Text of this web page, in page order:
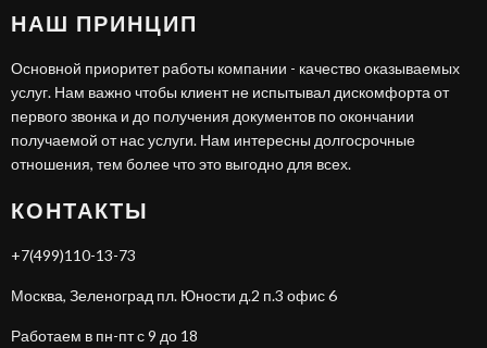
НАШ ПРИНЦИП
Основной приоритет работы компании - качество оказываемых
услуг. Нам важно чтобы клиент не испытывал дискомфорта от
первого звонка и до получения документов по окончании
получаемой от нас услуги. Нам интересны долгосрочные
отношения, тем более что это выгодно для всех.
КОНТАКТЫ
+7(499)110-13-73
Москва, Зеленоград пл. Юности д.2 п.3 офис 6
Работаем в пн-пт с 9 до 18